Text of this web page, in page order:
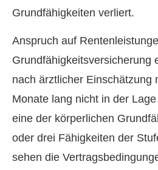
Grundfähigkeiten verliert.
Anspruch auf
Grundfähigkeitsversicherung
nach ärztlicher Einschätzung
Monate lang nicht in der
eine der körperlichen
oder drei Fähigkeiten der
sehen die